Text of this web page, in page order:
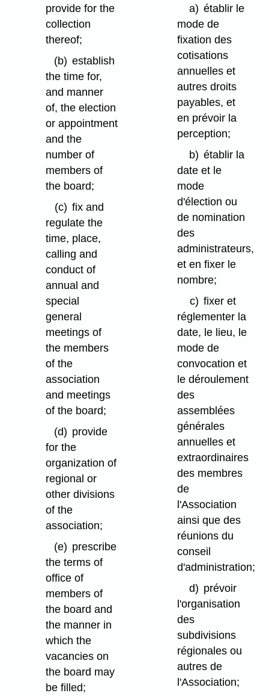
provide for the
collection
thereof;
(b) establish
the time for,
and manner
of, the election
or appointment
and the
number of
members of
the board;
(c) fix and
regulate the
time, place,
calling and
conduct of
annual and
special
general
meetings of
the members
of the
association
and meetings
of the board;
(d) provide
for the
organization of
regional or
other divisions
of the
association;
(e) prescribe
the terms of
office of
members of
the board and
the manner in
which the
vacancies on
the board may
be filled;
a) établir le
mode de
fixation des
cotisations
annuelles et
autres droits
payables, et
en prévoir la
perception;
b) établir la
date et le
mode
d'élection ou
de nomination
des
administrateurs,
et en fixer le
nombre;
c) fixer et
réglementer la
date, le lieu, le
mode de
convocation et
le déroulement
des
assemblées
générales
annuelles et
extraordinaires
des membres
de
l'Association
ainsi que des
réunions du
conseil
d'administration;
d) prévoir
l'organisation
des
subdivisions
régionales ou
autres de
l'Association;